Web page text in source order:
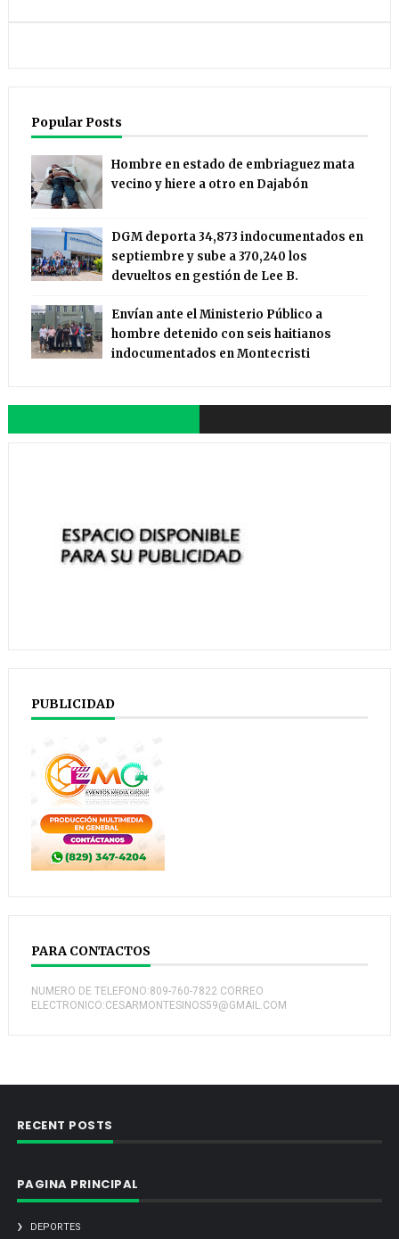
Popular Posts
Hombre en estado de embriaguez mata
vecino y hiere a otro en Dajabón
DGM deporta 34,873 indocumentados en
septiembre y sube a 370,240 los
devueltos en gestión de Lee B.
Envían ante el Ministerio Público a
hombre detenido con seis haitianos
indocumentados en Montecristi
PUBLICIDAD
PARA CONTACTOS
NUMERO DE TELEFONO:809-760-7822 CORREO
ELECTRONICO:CESARMONTESINOS59@GMAIL.COM
RECENT POSTS
PAGINA PRINCIPAL
DEPORTES